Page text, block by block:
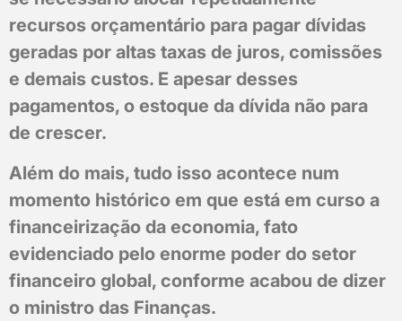
recursos orçamentário para pagar dívidas
geradas por altas taxas de juros, comissões
e demais custos. E apesar desses
pagamentos, o estoque da dívida não para
de crescer.
Além do mais, tudo isso acontece num
momento histórico em que está em curso a
financeirização da economia, fato
evidenciado pelo enorme poder do setor
financeiro global, conforme acabou de dizer
o ministro das Finanças.